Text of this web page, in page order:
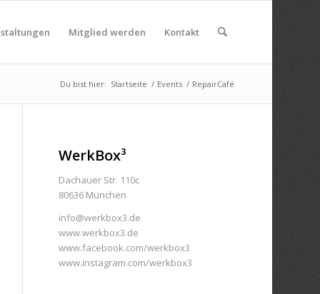
Mitglied werden Kontakt
Du bist hier: Startseite / Events / RepairCafé
WerkBox³
Dachauer Str. 110c
80636 München
info@werkbox3.de
www.werkbox3.de
www.facebook.com/werkbox3
www.instagram.com/werkbox3